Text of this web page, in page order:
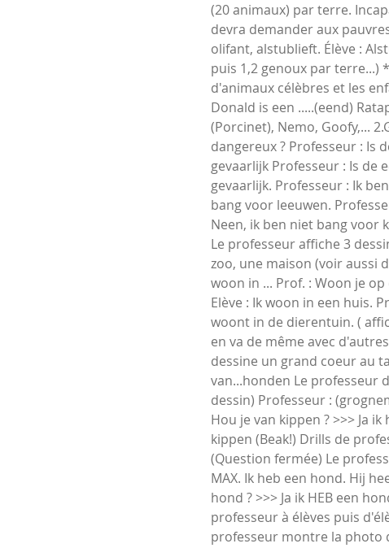
(20 animaux) par terre.
devra demander aux
olifant, alstublieft. Élève :
puis 1,2 genoux par terre...)
d'animaux célèbres et les
Donald is een .....(eend)
(Porcinet), Nemo, Goofy,...
dangereux ? Professeur : Is
gevaarlijk Professeur : Is de
gevaarlijk. Professeur : Ik
bang voor leeuwen.
Neen, ik ben niet bang voor
Le professeur affiche 3
zoo, une maison (voir aussi
woon in ... Prof. : Woon je
Elève : Ik woon in een huis.
woont in de dierentuin. (
en va de même avec
dessine un grand coeur au
van...honden Le professeur
dessin) Professeur :
Hou je van kippen ? >>> Ja
kippen (Beak!) Drills de
(Question fermée) Le
MAX. Ik heb een hond. Hij
hond ? >>> Ja ik HEB een
professeur à élèves puis
professeur montre la photo